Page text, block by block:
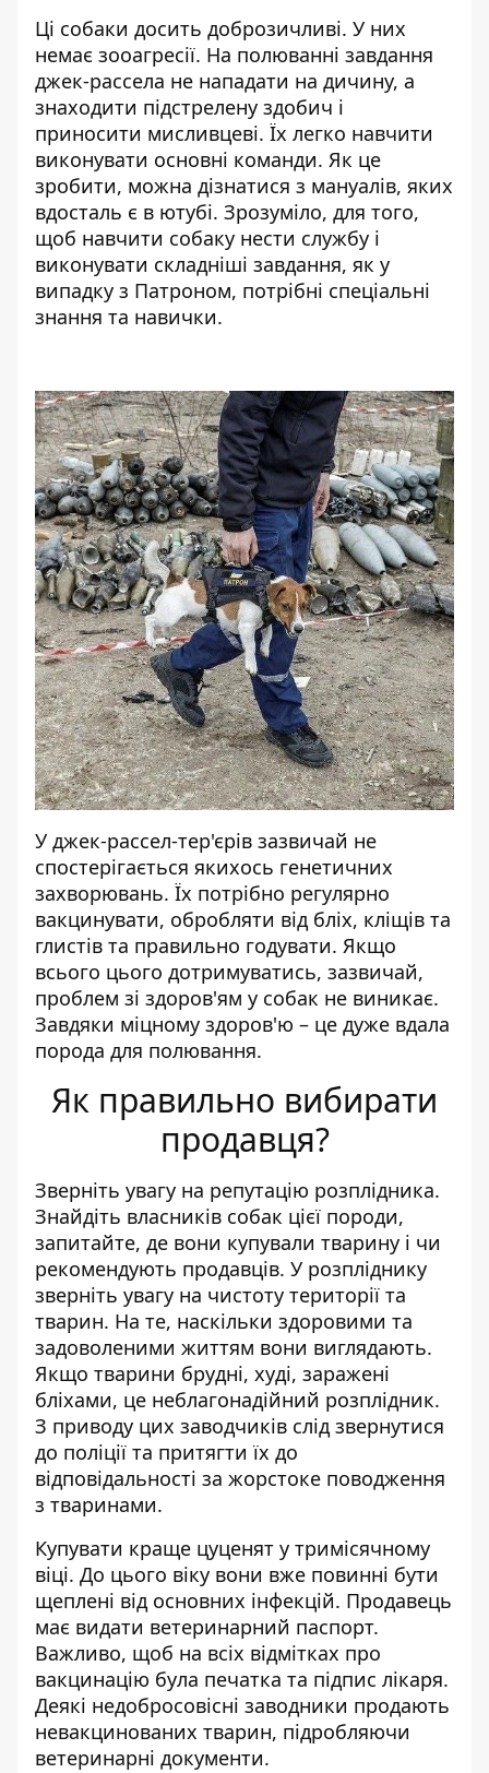
Ці собаки досить доброзичливі. У них
немає зооагресії. На полюванні завдання
джек-рассела не нападати на дичину, а
знаходити підстрелену здобич і
приносити мисливцеві. Їх легко навчити
виконувати основні команди. Як це
зробити, можна дізнатися з мануалів, яких
вдосталь є в ютубі. Зрозуміло, для того,
щоб навчити собаку нести службу і
виконувати складніші завдання, як у
випадку з Патроном, потрібні спеціальні
знання та навички.
У джек-рассел-тер'єрів зазвичай не
спостерігається якихось генетичних
захворювань. Їх потрібно регулярно
вакцинувати, обробляти від бліх, кліщів та
глистів та правильно годувати. Якщо
всього цього дотримуватись, зазвичай,
проблем зі здоров'ям у собак не виникає.
Завдяки міцному здоров'ю – це дуже вдала
порода для полювання.
Як правильно вибирати
продавця?
Зверніть увагу на репутацію розплідника.
Знайдіть власників собак цієї породи,
запитайте, де вони купували тварину і чи
рекомендують продавців. У розпліднику
зверніть увагу на чистоту території та
тварин. На те, наскільки здоровими та
задоволеними життям вони виглядають.
Якщо тварини брудні, худі, заражені
бліхами, це неблагонадійний розплідник.
З приводу цих заводчиків слід звернутися
до поліції та притягти їх до
відповідальності за жорстоке поводження
з тваринами.
Купувати краще цуценят у тримісячному
віці. До цього віку вони вже повинні бути
щеплені від основних інфекцій. Продавець
має видати ветеринарний паспорт.
Важливо, щоб на всіх відмітках про
вакцинацію була печатка та підпис лікаря.
Деякі недобросовісні заводники продають
невакцинованих тварин, підробляючи
ветеринарні документи.